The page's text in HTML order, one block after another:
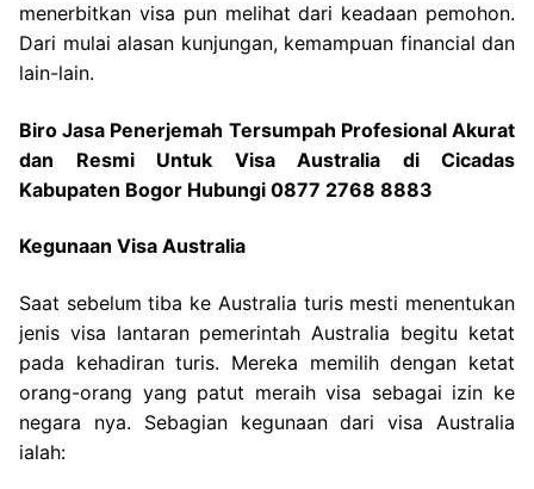
menerbitkan visa pun melihat dari keadaan pemohon.
Dari mulai alasan kunjungan, kemampuan financial dan
lain-lain.
Biro Jasa Penerjemah Tersumpah Profesional Akurat
dan Resmi Untuk Visa Australia di Cicadas
Kabupaten Bogor Hubungi 0877 2768 8883
Kegunaan Visa Australia
Saat sebelum tiba ke Australia turis mesti menentukan
jenis visa lantaran pemerintah Australia begitu ketat
pada kehadiran turis. Mereka memilih dengan ketat
orang-orang yang patut meraih visa sebagai izin ke
negara nya. Sebagian kegunaan dari visa Australia
ialah: